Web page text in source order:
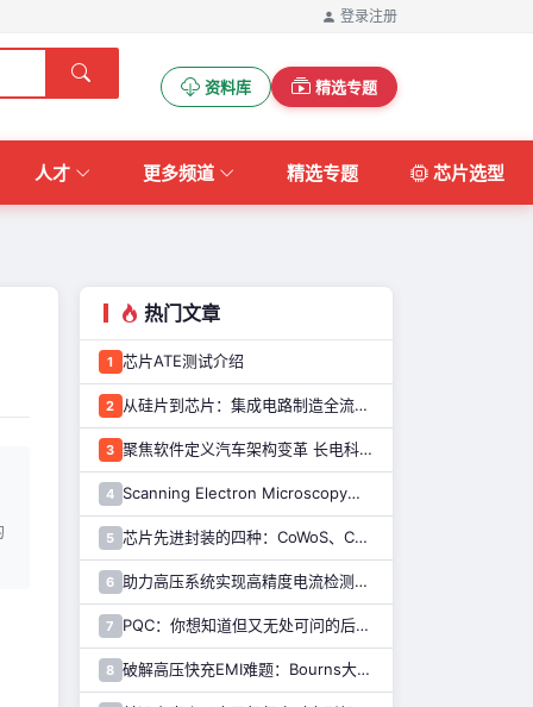
登录注册
资料库 精选专题
人才 更多频道 精选专题 芯片选型
热门文章
1 芯片ATE测试介绍
2 从硅片到芯片：集成电路制造全流程解析
3 聚焦软件定义汽车架构变革 长电科技打造系统化车规级半导体封测能力
4 Scanning Electron Microscopy（Train for advanced research）扫描电子显微镜介绍（二）
5 芯片先进封装的四种：CoWoS、CoPoS、Glass Core与CoWoP
6 助力高压系统实现高精度电流检测，纳芯微推出NSM2051集成式霍尔电流传感器
7 PQC：你想知道但又无处可问的后量子密码干货都在这里了
8 破解高压快充EMI难题：Bourns大电流车规电感解决方案